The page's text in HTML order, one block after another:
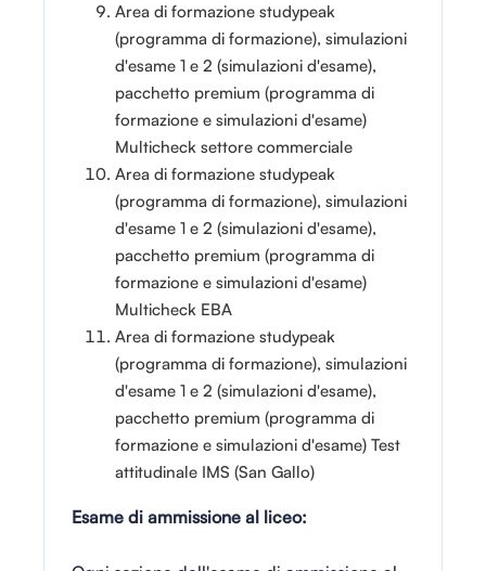
Area di formazione studypeak
(programma di formazione), simulazioni
d'esame 1 e 2 (simulazioni d'esame),
pacchetto premium (programma di
formazione e simulazioni d'esame)
Multicheck settore commerciale
Area di formazione studypeak
(programma di formazione), simulazioni
d'esame 1 e 2 (simulazioni d'esame),
pacchetto premium (programma di
formazione e simulazioni d'esame)
Multicheck EBA
Area di formazione studypeak
(programma di formazione), simulazioni
d'esame 1 e 2 (simulazioni d'esame),
pacchetto premium (programma di
formazione e simulazioni d'esame) Test
attitudinale IMS (San Gallo)
Esame di ammissione al liceo: